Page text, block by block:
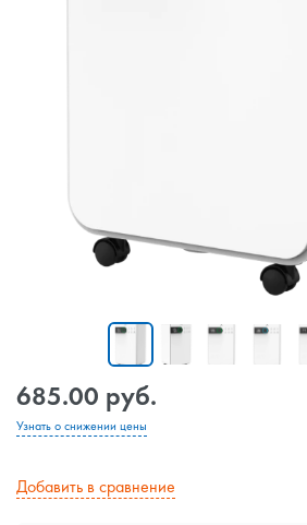
685.00 руб.
Узнать о снижении цены
Добавить в сравнение